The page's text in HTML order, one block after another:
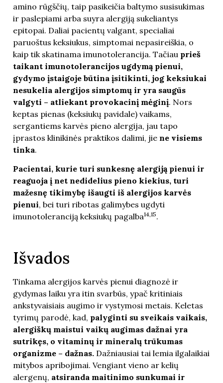
amino rūgščių, taip pasikeičia baltymo susisukimas
ir paslepiami arba suyra alergiją sukeliantys
epitopai. Daliai pacientų valgant, specialiai
paruoštus keksiukus, simptomai nepasireiškia, o
kaip tik skatinama imunotolerancija. Tačiau prieš
taikant imunotolerancijos ugdymą pienui,
gydymo įstaigoje būtina įsitikinti, jog keksiukai
nesukelia alergijos simptomų ir yra saugūs
valgyti – atliekant provokacinį mėginį. Nors
keptas pienas (keksiukų pavidale) vaikams,
sergantiems karvės pieno alergija, jau tapo
įprastos klinikinės praktikos dalimi, jie ne visiems
tinka.
Pacientai, kurie turi sunkesnę alergiją pienui ir
reaguoja į net nedidelius pieno kiekius, turi
mažesnę tikimybę išaugti iš alergijos karvės
pienui, bei turi ribotas galimybes ugdyti
imunotoleranciją keksiukų pagalba14,15.
Išvados
Tinkama alergijos karvės pienui diagnozė ir
gydymas laiku yra itin svarbūs, ypač kritiniais
ankstyvaisiais augimo ir vystymosi metais. Keletas
tyrimų parodė, kad, palyginti su sveikais vaikais,
alergiškų maistui vaikų augimas dažnai yra
sutrikęs, o vitaminų ir mineralų trūkumas
organizme – dažnas. Dažniausiai tai lemia ilgalaikiai
mitybos apribojimai. Vengiant vieno ar kelių
alergenų, atsiranda maitinimo sunkumai ir